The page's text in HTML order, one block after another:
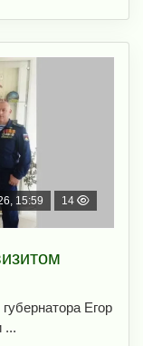
15:59 14
Егор
...